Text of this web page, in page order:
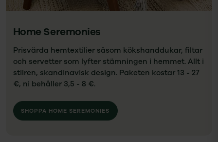
Home Seremonies
Prisvärda hemtextilier såsom kökshanddukar, filtar
och servetter som lyfter stämningen i hemmet. Allt i
stilren, skandinavisk design. Paketen kostar 13 - 27
€, ni behåller 3,5 - 8 €.
SHOPPA HOME SEREMONIES